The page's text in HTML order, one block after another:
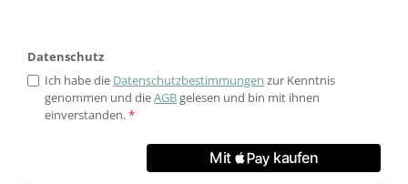
Datenschutz
Ich habe die Datenschutzbestimmungen zur Kenntnis
genommen und dieAGBgelesen und bin mit ihnen
einverstanden.*